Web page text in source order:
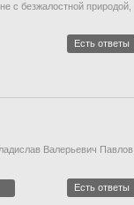
с безжалостной природой,
Есть ответы
Валерьевич Павлов.
Есть ответы